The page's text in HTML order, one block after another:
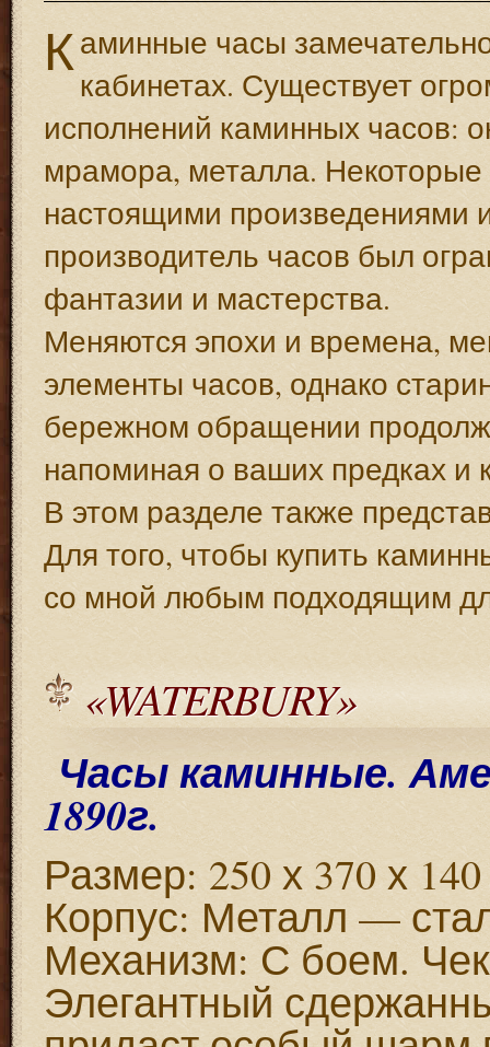
Каминные часы
кабинетах. Существует
исполнений каминных часов:
мрамора, металла.
настоящими произведениями
производитель часов был
фантазии и мастерства.
Меняются эпохи и времена,
элементы часов, однако
бережном обращении
напоминая о ваших предках и
В этом разделе также
Для того, чтобы купить
со мной любым подходящим
«WATERBURY»
Часы каминные.
1890г.
Размер: 250 х 370 х
Корпус: Металл —
Механизм: С боем.
Элегантный